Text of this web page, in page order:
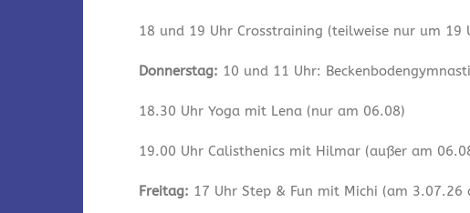
18 und 19 Uhr Crosstraining (teilweise nur um 19
Donnerstag: 10 und 11 Uhr:
18.30 Uhr Yoga mit Lena (nur am 06.08)
19.00 Uhr Calisthenics mit Hilmar (außer am
Freitag: 17 Uhr Step & Fun mit Michi (am 3.07.26